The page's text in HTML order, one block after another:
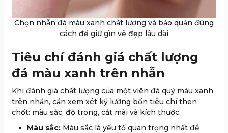
Chọn nhẫn đá màu xanh chất lượng và bảo quản đúng
cách để giữ gìn vẻ đẹp lâu dài
Tiêu chí đánh giá chất lượng
đá màu xanh trên nhẫn
Khi đánh giá chất lượng của một viên đá quý màu xanh
trên nhẫn, cần xem xét kỹ lưỡng bốn tiêu chí then
chốt: màu sắc, độ trong, cắt mài và kích thước.
Màu sắc: Màu sắc là yếu tố quan trọng nhất để